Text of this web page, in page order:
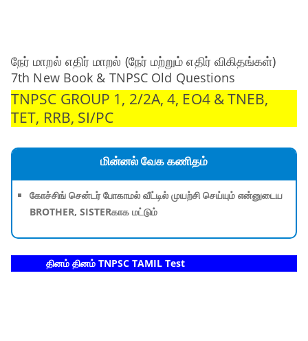
நேர் மாறல் எதிர் மாறல் (நேர் மற்றும் எதிர் விகிதங்கள்)
7th New Book & TNPSC Old Questions
TNPSC GROUP 1, 2/2A, 4, EO4 & TNEB,
TET, RRB, SI/PC
மின்னல் வேக கணிதம்
கோச்சிங் சென்டர் போகாமல் வீட்டில் முயற்சி செய்யும் என்னுடைய
BROTHER, SISTERகாக மட்டும்
தினம் தினம் TNPSC TAMIL Test